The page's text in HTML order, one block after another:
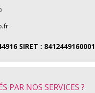
SIRET :
PAR NOS SERVICES ?